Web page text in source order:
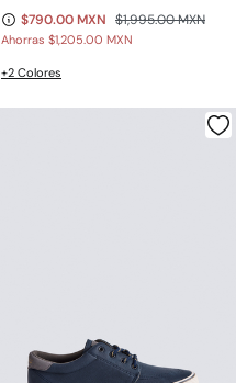
$790.00 MXN $1,995.00 MXN
Ahorras $1,205.00 MXN
+2 Colores